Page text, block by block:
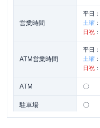
営業時間
平日：
土曜 ：
日祝 ：
ATM営業時間
平日：
土曜 ：
日祝 ：
ATM 〇
駐車場 〇